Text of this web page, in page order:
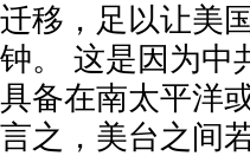
迁移，足以让美
钟。 这是因为中
具备在南太平洋
言之，美台之间